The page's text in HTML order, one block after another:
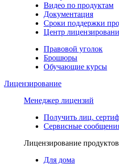
Видео по продуктам
Документация
Сроки поддержки
Центр
Правовой уголок
Брошюры
Обучающие курсы
Лицензирование
Менеджер лицензий
Получить лиц.
Сервисные
Лицензирование продуктов
Для дома